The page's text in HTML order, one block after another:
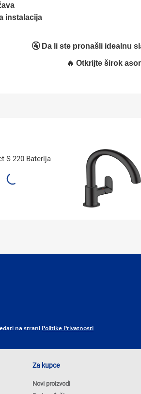
instalacija
🚰 Da li ste pronašli idealnu
🔥 Otkrijte širok
S 220 Baterija
na strani Politike Privatnosti
Za kupce
Novi proizvodi